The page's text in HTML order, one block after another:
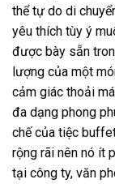
thể tự do di
yêu thích tùy ý
được bày sẵn
lượng của một
cảm giác thoải
đa dạng phong
chế của tiệc
rộng rãi nên nó ít
tại công ty, văn